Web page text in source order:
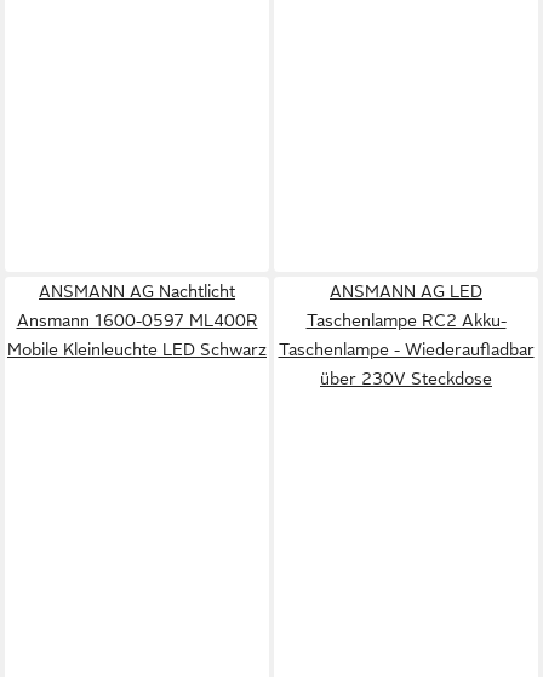
ANSMANN AG Nachtlicht
Ansmann 1600-0597 ML400R
Mobile Kleinleuchte LED Schwarz
ANSMANN AG LED
Taschenlampe RC2 Akku-
Taschenlampe - Wiederaufladbar
über 230V Steckdose